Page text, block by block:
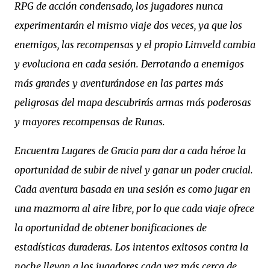
RPG de acción condensado, los jugadores nunca
experimentarán el mismo viaje dos veces, ya que los
enemigos, las recompensas y el propio Limveld cambia
y evoluciona en cada sesión. Derrotando a enemigos
más grandes y aventurándose en las partes más
peligrosas del mapa descubrirás armas más poderosas
y mayores recompensas de Runas.
Encuentra Lugares de Gracia para dar a cada héroe la
oportunidad de subir de nivel y ganar un poder crucial.
Cada aventura basada en una sesión es como jugar en
una mazmorra al aire libre, por lo que cada viaje ofrece
la oportunidad de obtener bonificaciones de
estadísticas duraderas. Los intentos exitosos contra la